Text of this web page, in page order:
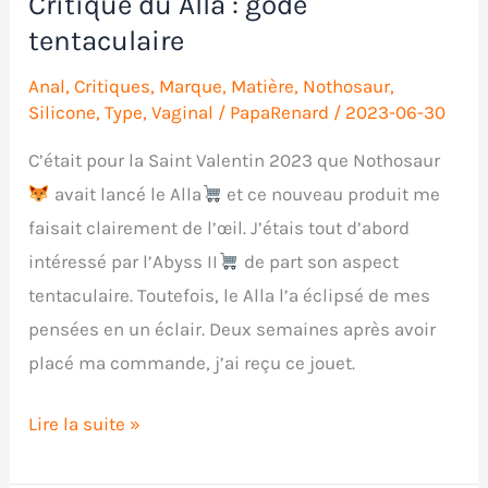
tentaculaire
Anal,Critiques, Marque, Matière, Nothosaur,
Silicone,Type,Vaginal / PapaRenard / 2023-06-30
C’était pour la Saint Valentin 2023 que Nothosaur
avait lancé le Alla
et ce nouveau produit me
faisait clairement de l’œil. J’étais tout d’abord
intéressé par l’Abyss II
de part son aspect
tentaculaire. Toutefois, le Alla l’a éclipsé de mes
pensées en un éclair. Deux semaines après avoir
placé ma commande, j’ai reçu ce jouet.
Critique
Lire la suite »